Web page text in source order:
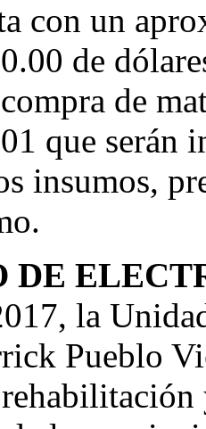
con un
de
de
que serán
insumos,
DE
la
Pueblo